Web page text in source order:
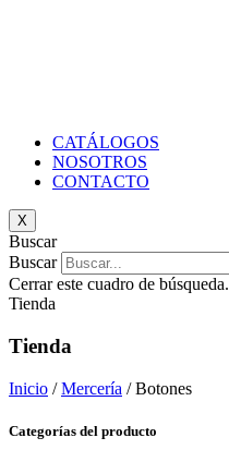
CATÁLOGOS
NOSOTROS
CONTACTO
X
Buscar
Buscar
Cerrar este cuadro de búsqueda.
Tienda
Tienda
Inicio /Mercería / Botones
Categorías del producto